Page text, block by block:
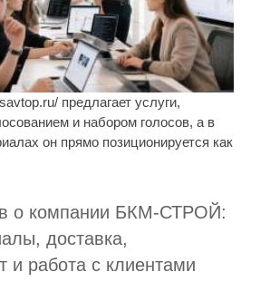
предлагает услуги,
и набором голосов, а в
он прямо позиционируется как
о компании БКМ-СТРОЙ:
доставка,
и работа с клиентами